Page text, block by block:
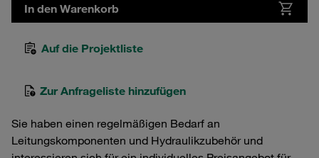
In den Warenkorb
Auf die Projektliste
Zur Anfrageliste hinzufügen
Sie haben einen regelmäßigen Bedarf an
Leitungskomponenten und Hydraulikzubehör und